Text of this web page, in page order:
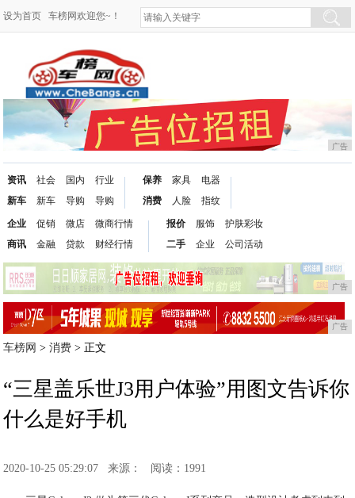
设为首页 车榜网欢迎您~！
广告
资讯
新车
社会
新车
国内
导购
行业
导购
保养
消费
家具
人脸
电器
指纹
企业
商讯
促销
金融
微店
贷款
微商行情
财经行情
报价
二手
服饰
企业
护肤彩妆
公司活动
广告
广告
车榜网 >消费 > 正文
“三星盖乐世J3用户体验”用图文告诉你
什么是好手机
2020-10-25 05:29:07 来源： 阅读：1991